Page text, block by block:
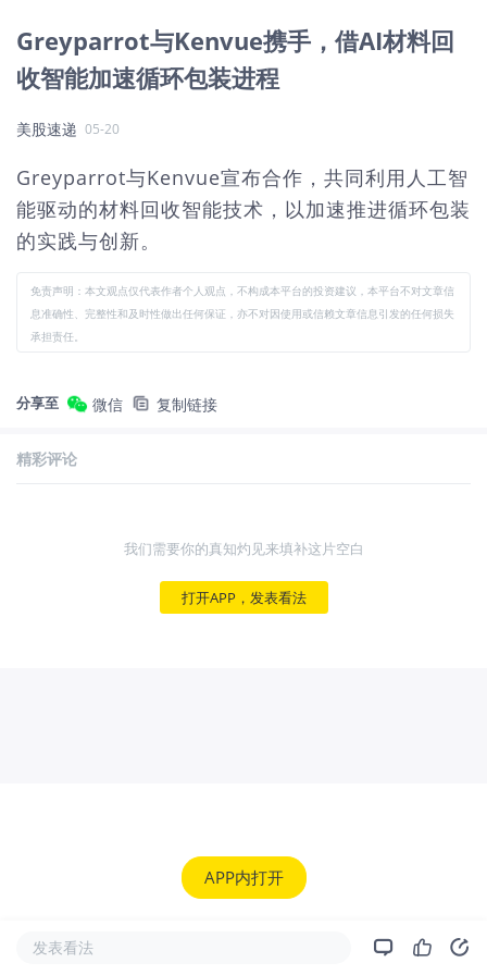
Greyparrot与Kenvue携手，借AI材料回
收智能加速循环包装进程
美股速递 05-20
Greyparrot与Kenvue宣布合作，共同利用人工智
能驱动的材料回收智能技术，以加速推进循环包装
的实践与创新。
免责声明：本文观点仅代表作者个人观点，不构成本平台的投资建议，本平台不对文章信
息准确性、完整性和及时性做出任何保证，亦不对因使用或信赖文章信息引发的任何损失
承担责任。
分享至 微信 复制链接
精彩评论
我们需要你的真知灼见来填补这片空白
打开APP，发表看法
APP内打开
发表看法